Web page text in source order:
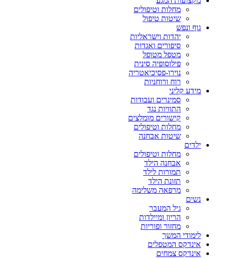
מחלות וטיפולים
שיטות טיפול
גוף ונפש
יהדות וישראליות
סיפורים ואגדות
מטפל מטופל
פילוסופיה סינית
נוירו-פסיכיאטריה
רוח ורוחניות
מידע קליני
סמינרים ועבודות
התוויות נגד
קישורים מומלצים
מחלות וטיפולים
שיטות אבחנה
ילדים
מחלות וטיפולים
אבחנה הילד
תמורות לילד
תזונת הילד
מרפאה משלימה
נשים
גיל המעבר
הריון ומיילדות
מחזור ופוריות
לימודי המשך
אינדקס המטפלים
אינדקס צמחים